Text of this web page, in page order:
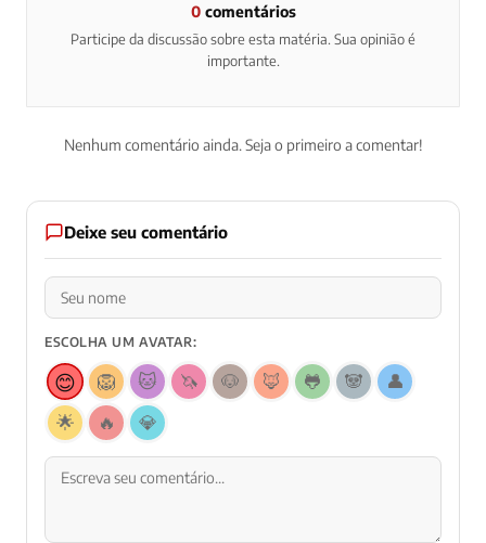
0comentários
Participe da discussão sobre esta matéria. Sua opinião é
importante.
Nenhum comentário ainda. Seja o primeiro a comentar!
Deixe seu comentário
ESCOLHA UM AVATAR:
😊 🦁 🐱 🦄 🐶 🦊 🐸 🐼
👤
🌟
🔥 💎